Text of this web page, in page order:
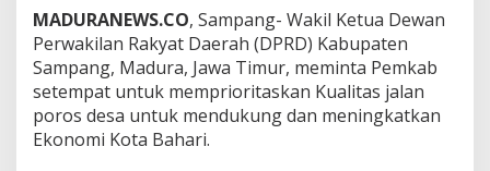
MADURANEWS.CO, Sampang- Wakil Ketua Dewan
Perwakilan Rakyat Daerah (DPRD) Kabupaten
Sampang, Madura, Jawa Timur, meminta Pemkab
setempat untuk memprioritaskan Kualitas jalan
poros desa untuk mendukung dan meningkatkan
Ekonomi Kota Bahari.